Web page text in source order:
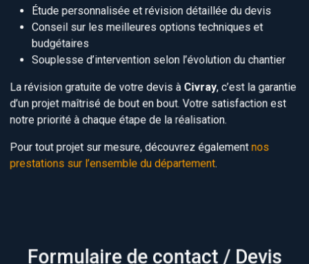
Étude personnalisée et révision détaillée du devis
Conseil sur les meilleures options techniques et
budgétaires
Souplesse d’intervention selon l’évolution du chantier
La révision gratuite de votre devis à Civray, c’est la garantie
d’un projet maîtrisé de bout en bout. Votre satisfaction est
notre priorité à chaque étape de la réalisation.
Pour tout projet sur mesure, découvrez égalementnos
prestations sur l’ensemble du département.
Formulaire de contact / Devis